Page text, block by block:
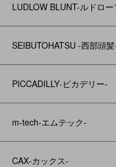
LUDLOW BLUNT-ルドロ
SEIBUTOHATSU -西部頭髪
PICCADILLY‐ピカデリー‐
m-tech-エムテック-
CAX‐カックス‐